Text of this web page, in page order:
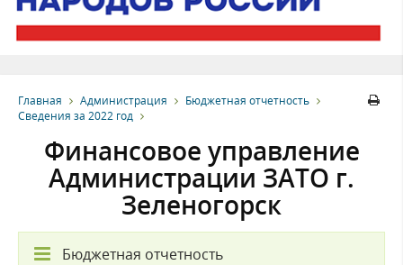
Главная Администрация
Бюджетная отчетность
Сведения за 2022 год
Финансовое управление
Администрации ЗАТО г.
Зеленогорск
Бюджетная отчетность